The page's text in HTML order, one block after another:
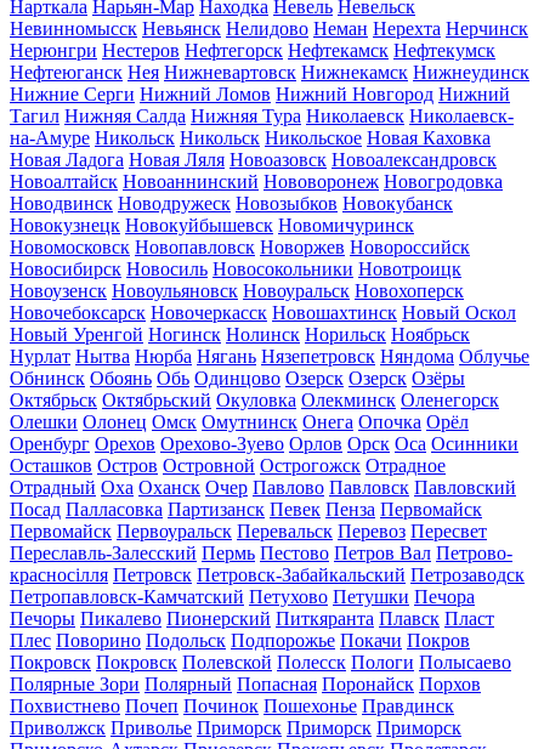
Нарткала Нарьян-Мар Находка Невель Невельск
Невинномысск Невьянск Нелидово Неман Нерехта Нерчинск
Нерюнгри Нестеров Нефтегорск Нефтекамск Нефтекумск
Нефтеюганск Нея Нижневартовск Нижнекамск Нижнеудинск
Нижние Серги Нижний Ломов Нижний Новгород Нижний
Тагил Нижняя Салда Нижняя Тура Николаевск Николаевск-
на-Амуре Никольск Никольск Никольское Новая Каховка
Новая Ладога Новая Ляля Новоазовск Новоалександровск
Новоалтайск Новоаннинский Нововоронеж Новогродовка
Новодвинск Новодружеск Новозыбков Новокубанск
Новокузнецк Новокуйбышевск Новомичуринск
Новомосковск Новопавловск Новоржев Новороссийск
Новосибирск Новосиль Новосокольники Новотроицк
Новоузенск Новоульяновск Новоуральск Новохоперск
Новочебоксарск Новочеркасск Новошахтинск Новый Оскол
Новый Уренгой Ногинск Нолинск Норильск Ноябрьск
Нурлат Нытва Нюрба Нягань Нязепетровск Няндома Облучье
Обнинск Обоянь Обь Одинцово Озерск Озерск Озёры
Октябрьск Октябрьский Окуловка Олекминск Оленегорск
Олешки Олонец Омск Омутнинск Онега Опочка Орёл
Оренбург Орехов Орехово-Зуево Орлов Орск Оса Осинники
Осташков Остров Островной Острогожск Отрадное
Отрадный Оха Оханск Очер Павлово Павловск Павловский
Посад Палласовка Партизанск Певек Пенза Первомайск
Первомайск Первоуральск Перевальск Перевоз Пересвет
Переславль-Залесский Пермь Пестово Петров Вал Петрово-
красносілля Петровск Петровск-Забайкальский Петрозаводск
Петропавловск-Камчатский Петухово Петушки Печора
Печоры Пикалево Пионерский Питкяранта Плавск Пласт
Плес Поворино Подольск Подпорожье Покачи Покров
Покровск Покровск Полевской Полесск Пологи Полысаево
Полярные Зори Полярный Попасная Поронайск Порхов
Похвистнево Почеп Починок Пошехонье Правдинск
Приволжск Приволье Приморск Приморск Приморск